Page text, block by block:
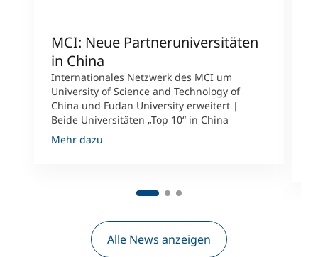
MCI: Neue Partneruniversitäten
in China
Internationales Netzwerk des MCI um
University of Science and Technology of
China und Fudan University erweitert |
Beide Universitäten „Top 10“ in China
Mehr dazu
Alle News anzeigen